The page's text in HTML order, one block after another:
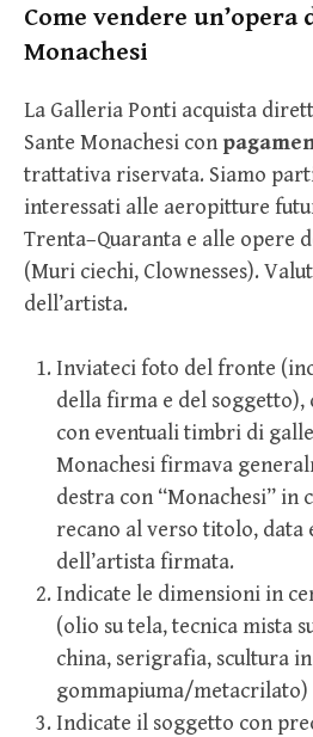
Come vendere un’opera
Monachesi
La Galleria Ponti acquista
Sante Monachesi con
trattativa riservata. Siamo
interessati alle aeropitture
Trenta–Quaranta e alle opere
(Muri ciechi, Clownesses).
dell’artista.
Inviateci foto del fronte
della firma e del
con eventuali timbri di
Monachesi firmava
destra con “Monachesi” in
recano al verso titolo, data
dell’artista firmata.
Indicate le dimensioni in
(olio su tela, tecnica mista
china, serigrafia, scultura in
gommapiuma/metacrilato)
Indicate il soggetto con